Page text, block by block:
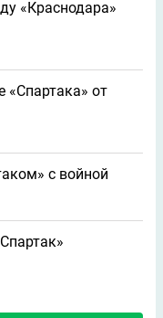
«Краснодара»
«Спартака» от
с войной